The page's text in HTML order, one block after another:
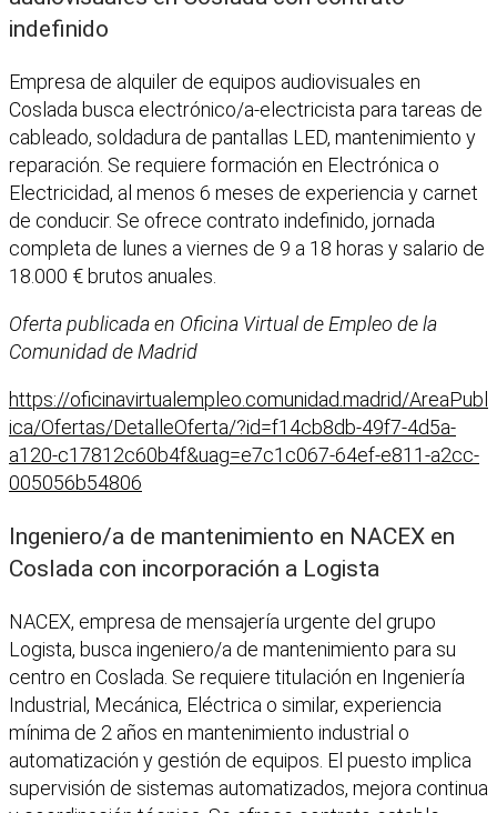
indefinido
Empresa de alquiler de equipos audiovisuales en
Coslada busca electrónico/a-electricista para tareas de
cableado, soldadura de pantallas LED, mantenimiento y
reparación. Se requiere formación en Electrónica o
Electricidad, al menos 6 meses de experiencia y carnet
de conducir. Se ofrece contrato indefinido, jornada
completa de lunes a viernes de 9 a 18 horas y salario de
18.000 € brutos anuales.
Oferta publicada en Oficina Virtual de Empleo de la
Comunidad de Madrid
https://oficinavirtualempleo.comunidad.madrid/AreaPubl
ica/Ofertas/DetalleOferta/?id=f14cb8db-49f7-4d5a-
a120-c17812c60b4f&uag=e7c1c067-64ef-e811-a2cc-
005056b54806
Ingeniero/a de mantenimiento en NACEX en
Coslada con incorporación a Logista
NACEX, empresa de mensajería urgente del grupo
Logista, busca ingeniero/a de mantenimiento para su
centro en Coslada. Se requiere titulación en Ingeniería
Industrial, Mecánica, Eléctrica o similar, experiencia
mínima de 2 años en mantenimiento industrial o
automatización y gestión de equipos. El puesto implica
supervisión de sistemas automatizados, mejora continua